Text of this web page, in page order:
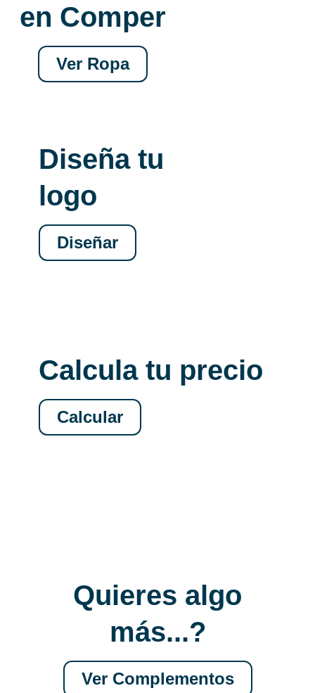
en Comper
Ver Ropa
Diseña tu
logo
Diseñar
Calcula tu precio
Calcular
Quieres algo
más...?
Ver Complementos